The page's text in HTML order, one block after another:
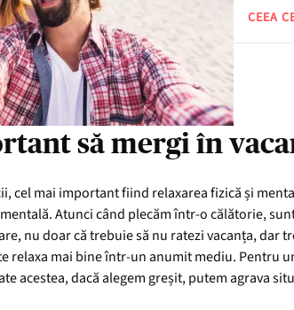
CEEA
să mergi în
cel mai important fiind relaxarea fizică și
Atunci când plecăm într-o călătorie,
nu doar că trebuie să nu ratezi vacanța, dar
relaxa mai bine într-un anumit mediu. Pentru
acestea, dacă alegem greșit, putem agrava